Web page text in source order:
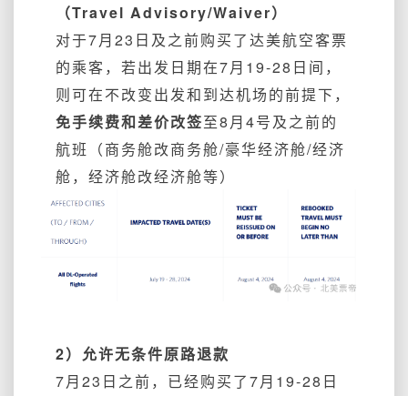
（Travel Advisory/Waiver）
对于7月23日及之前购买了达美航空客票
的乘客，若出发日期在7月19-28日间，
则可在不改变出发和到达机场的前提下，
免手续费和差价改签至8月4号及之前的
航班（商务舱改商务舱/豪华经济舱/经济
舱，经济舱改经济舱等）
2）允许无条件原路退款
7月23日之前，已经购买了7月19-28日